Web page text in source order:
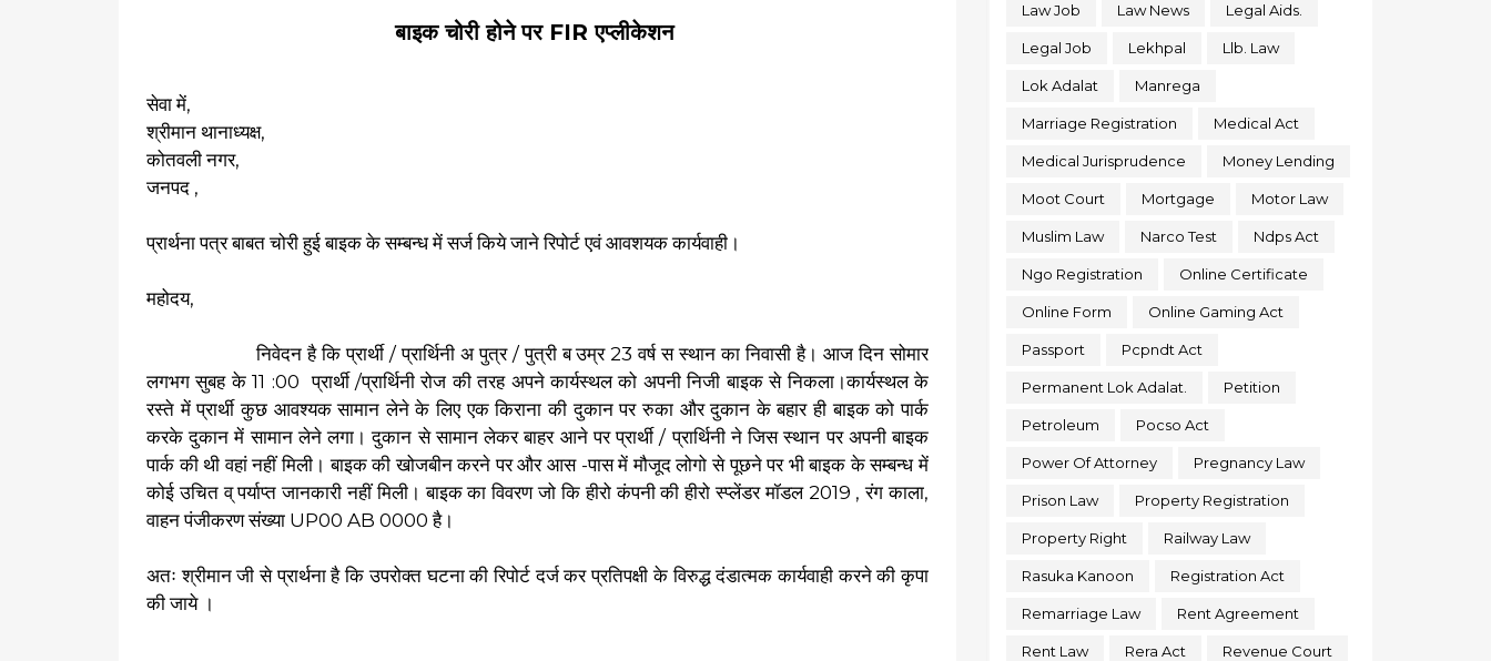
बाइक चोरी होने पर FIR एप्लीकेशन
सेवा में,
श्रीमान थानाध्यक्ष,
कोतवली नगर,
जनपद ,
प्रार्थना पत्र बाबत चोरी हुई बाइक के सम्बन्ध में सर्ज किये जाने रिपोर्ट एवं आवशयक कार्यवाही।
महोदय,
निवेदन है कि प्रार्थी / प्रार्थिनी अ पुत्र / पुत्री ब उम्र 23 वर्ष स स्थान का निवासी है। आज दिन सोमार
लगभग सुबह के 11 :00 प्रार्थी /प्रार्थिनी रोज की तरह अपने कार्यस्थल को अपनी निजी बाइक से निकला।कार्यस्थल के
रस्ते में प्रार्थी कुछ आवश्यक सामान लेने के लिए एक किराना की दुकान पर रुका और दुकान के बहार ही बाइक को पार्क
करके दुकान में सामान लेने लगा। दुकान से सामान लेकर बाहर आने पर प्रार्थी / प्रार्थिनी ने जिस स्थान पर अपनी बाइक
पार्क की थी वहां नहीं मिली। बाइक की खोजबीन करने पर और आस -पास में मौजूद लोगो से पूछने पर भी बाइक के सम्बन्ध में
कोई उचित व् पर्याप्त जानकारी नहीं मिली। बाइक का विवरण जो कि हीरो कंपनी की हीरो स्प्लेंडर मॉडल 2019 , रंग काला,
वाहन पंजीकरण संख्या UP00 AB 0000 है।
अतः श्रीमान जी से प्रार्थना है कि उपरोक्त घटना की रिपोर्ट दर्ज कर प्रतिपक्षी के विरुद्ध दंडात्मक कार्यवाही करने की कृपा
की जाये ।
Law Job Law News Legal Aids.
Legal Job Lekhpal Llb. Law
Lok Adalat Manrega
Marriage Registration Medical Act
Medical Jurisprudence Money Lending
Moot Court Mortgage Motor Law
Muslim Law Narco Test Ndps Act
Ngo Registration Online Certificate
Online Form Online Gaming Act
Passport Pcpndt Act
Permanent Lok Adalat. Petition
Petroleum Pocso Act
Power Of Attorney Pregnancy Law
Prison Law Property Registration
Property Right Railway Law
Rasuka Kanoon Registration Act
Remarriage Law Rent Agreement
Rent Law Rera Act Revenue Court